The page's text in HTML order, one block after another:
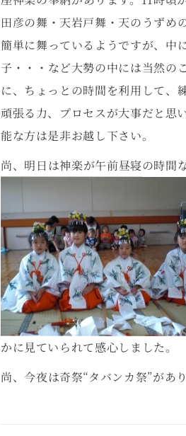
田彦の舞・天岩戸舞・天のうずめ
簡単に舞っているようですが、中
子・・・など大勢の中には当然の
に、ちょっとの時間を利用して、
頑張る力、プロセスが大事だと思
能な方は是非お越し下さい。
尚、明日は神楽が午前昼寝の時間
かに見ていられて感心しました。
尚、今夜は奇祭“タバンカ祭”があり